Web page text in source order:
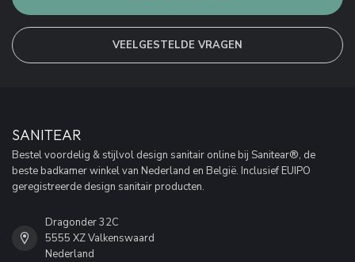
VEELGESTELDE VRAGEN
SANITEAR
Bestel voordelig & stijlvol design sanitair online bij Sanitear®, de
beste badkamer winkel van Nederland en België. Inclusief EUIPO
geregistreerde design sanitair producten.
Dragonder 32C
5555 XZ Valkenswaard
Nederland